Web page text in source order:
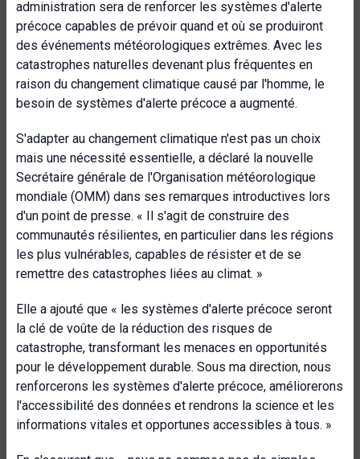
administration sera de renforcer les systèmes d'alerte
précoce capables de prévoir quand et où se produiront
des événements météorologiques extrêmes. Avec les
catastrophes naturelles devenant plus fréquentes en
raison du changement climatique causé par l'homme, le
besoin de systèmes d'alerte précoce a augmenté.
S'adapter au changement climatique n'est pas un choix
mais une nécessité essentielle, a déclaré la nouvelle
Secrétaire générale de l'Organisation météorologique
mondiale (OMM) dans ses remarques introductives lors
d'un point de presse. « Il s'agit de construire des
communautés résilientes, en particulier dans les régions
les plus vulnérables, capables de résister et de se
remettre des catastrophes liées au climat. »
Elle a ajouté que « les systèmes d'alerte précoce seront
la clé de voûte de la réduction des risques de
catastrophe, transformant les menaces en opportunités
pour le développement durable. Sous ma direction, nous
renforcerons les systèmes d'alerte précoce, améliorerons
l'accessibilité des données et rendrons la science et les
informations vitales et opportunes accessibles à tous. »